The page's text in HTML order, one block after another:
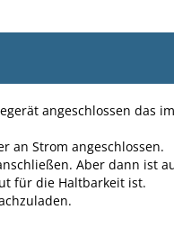
angeschlossen das
an Strom angeschlossen.
Aber dann ist
für die Haltbarkeit ist.